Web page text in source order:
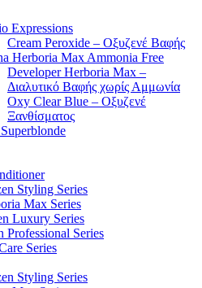
Expressions
Cream Peroxide – Οξυζενέ Βαφής
Herboria Max Ammonia Free
Developer Herboria Max –
Διαλυτικό Βαφής χωρίς Αμμωνία
Oxy Clear Blue – Οξυζενέ
Ξανθίσματος
Styling Series
Max Series
Luxury Series
Professional Series
Series
Styling Series